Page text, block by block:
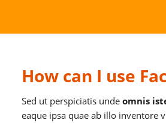
How can I use
Sed ut perspiciatis unde omnis
eaque ipsa quae ab illo inventore